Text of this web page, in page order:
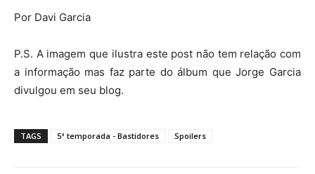
Por Davi Garcia
P.S. A imagem que ilustra este post não tem relação com
a informação mas faz parte do álbum que Jorge Garcia
divulgou em seu blog.
TAGS 5ª temporada - Bastidores Spoilers